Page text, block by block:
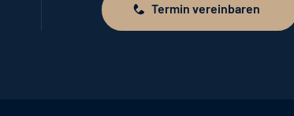
Termin vereinbaren
Termin vereinbaren